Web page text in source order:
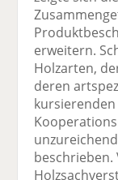
erweitern.
Holzarten,
deren
beschrieben.